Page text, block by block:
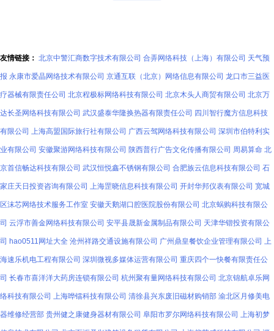
友情链接： 北京中警汇商数字技术有限公司 合弄网络科技（上海）有限公司 天气预
报 永康市爱晶网络技术有限公司 京通互联（北京）网络信息有限公司 龙口市三益医
疗器械有限责任公司 北京程极标网络科技有限公司 北京木头人商贸有限公司 北京万
达长圣网络科技有限公司 武汉盛泰华隆换热器有限责任公司 四川智行魔方信息科技
有限公司 上海高盟国际旅行社有限公司 广西云驾网络科技有限公司 深圳市伯特利实
业有限公司 安徽聚游网络科技有限公司 陕西普行广告文化传播有限公司 周易算命 北
京首信畅达科技有限公司 武汉恒悦鑫不锈钢有限公司 合肥族云信息科技有限公司 石
家庄天日投资咨询有限公司 上海罡晓信息科技有限公司 开封华邦仪表有限公司 宽城
区沫芯网络技术服务工作室 安徽天鹅湖口腔医院股份有限公司 北京蜗购科技有限公
司 云浮市善金网络科技有限公司 安平县晟新金属制品有限公司 天津华锴投资有限公
司 hao0511网址大全 沧州祥路交通设施有限公司 广州鼎皇餐饮企业管理有限公司 上
海速乐机电工程有限公司 深圳微视多媒体运营有限公司 重庆四个一快餐有限责任公
司 长春市喜洋洋大药房连锁有限公司 杭州聚有量网络科技有限公司 北京锦航卓乐网
络科技有限公司 上海哗镭科技有限公司 清徐县兴东废旧磁材购销部 渝北区月修美电
器维修经营部 贵州健之康健身器材有限公司 阜阳市罗尔网络科技有限公司 上海初梦